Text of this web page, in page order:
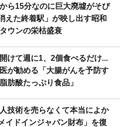
ら15分なのに巨大廃墟がそび
えた終着駅」が映し出す昭和
ウンの栄枯盛衰
けて週に1、2個食べるだけ...
が勧める「大腸がんを予防す
肪酸たっぷり食品」
技術を売らなくて本当によか
イドインジャパン財布」を復